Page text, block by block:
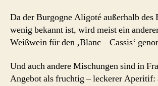
Da der Burgogne Aligoté außerhalb des
wenig bekannt ist, wird meist ein
Weißwein für den ‚Blanc – Cassis‘
Und auch andere Mischungen sind in
Angebot als fruchtig – leckerer Aperitif: